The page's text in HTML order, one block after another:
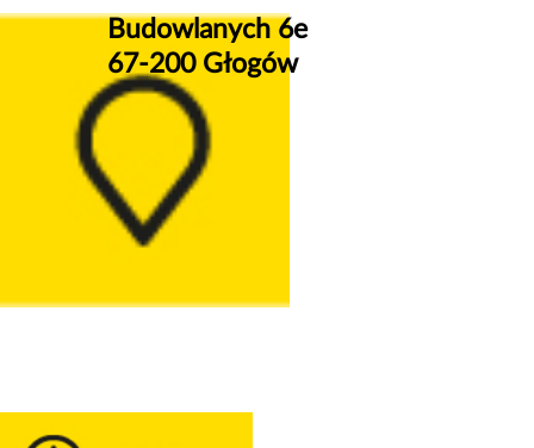
Budowlanych 6e
67-200 Głogów